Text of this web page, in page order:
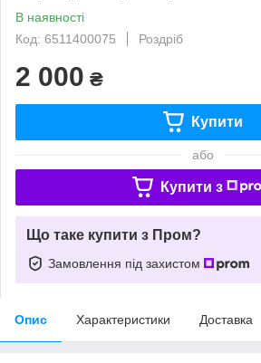
В наявності
Код: 6511400075
Роздріб
2 000 ₴
Купити
або
Купити з
Що таке купити з Пром?
Замовлення під захистом
Опис Характеристики Доставка